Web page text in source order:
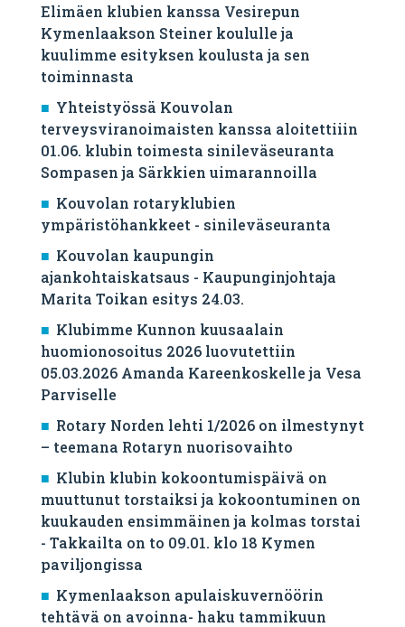
Elimäen klubien kanssa Vesirepun
Kymenlaakson Steiner koululle ja
kuulimme esityksen koulusta ja sen
toiminnasta
Yhteistyössä Kouvolan
terveysviranoimaisten kanssa aloitettiiin
01.06. klubin toimesta sinileväseuranta
Sompasen ja Särkkien uimarannoilla
Kouvolan rotaryklubien
ympäristöhankkeet - sinileväseuranta
Kouvolan kaupungin
ajankohtaiskatsaus - Kaupunginjohtaja
Marita Toikan esitys 24.03.
Klubimme Kunnon kuusaalain
huomionosoitus 2026 luovutettiin
05.03.2026 Amanda Kareenkoskelle ja Vesa
Parviselle
​Rotary Norden lehti 1/2026 on ilmestynyt
– teemana Rotaryn nuorisovaihto
Klubin klubin kokoontumispäivä on
muuttunut torstaiksi ja kokoontuminen on
kuukauden ensimmäinen ja kolmas torstai
- Takkailta on to 09.01. klo 18 Kymen
paviljongissa
Kymenlaakson apulaiskuvernöörin
tehtävä on avoinna- haku tammikuun